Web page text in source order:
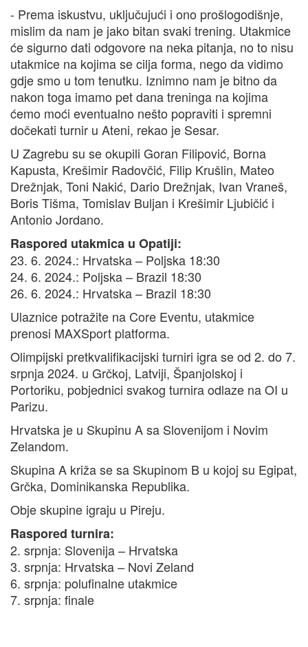
- Prema iskustvu, uključujući i ono prošlogodišnje,
mislim da nam je jako bitan svaki trening. Utakmice
će sigurno dati odgovore na neka pitanja, no to nisu
utakmice na kojima se cilja forma, nego da vidimo
gdje smo u tom tenutku. Iznimno nam je bitno da
nakon toga imamo pet dana treninga na kojima
ćemo moći eventualno nešto popraviti i spremni
dočekati turnir u Ateni, rekao je Sesar.
U Zagrebu su se okupili Goran Filipović, Borna
Kapusta, Krešimir Radovčić, Filip Krušlin, Mateo
Drežnjak, Toni Nakić, Dario Drežnjak, Ivan Vraneš,
Boris Tišma, Tomislav Buljan i Krešimir Ljubičić i
Antonio Jordano.
Raspored utakmica u Opatiji:
23. 6. 2024.: Hrvatska – Poljska 18:30
24. 6. 2024.: Poljska – Brazil 18:30
26. 6. 2024.: Hrvatska – Brazil 18:30
Ulaznice potražite na Core Eventu, utakmice
prenosi MAXSport platforma.
Olimpijski pretkvalifikacijski turniri igra se od 2. do 7.
srpnja 2024. u Grčkoj, Latviji, Španjolskoj i
Portoriku, pobjednici svakog turnira odlaze na OI u
Parizu.
Hrvatska je u Skupinu A sa Slovenijom i Novim
Zelandom.
Skupina A križa se sa Skupinom B u kojoj su Egipat,
Grčka, Dominikanska Republika.
Obje skupine igraju u Pireju.
Raspored turnira:
2. srpnja: Slovenija – Hrvatska
3. srpnja: Hrvatska – Novi Zeland
6. srpnja: polufinalne utakmice
7. srpnja: finale